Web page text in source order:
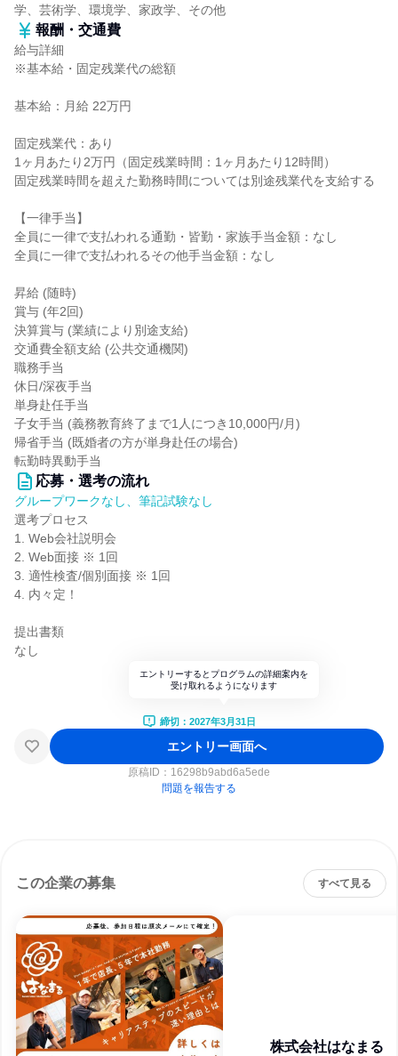
学、芸術学、環境学、家政学、その他
報酬・交通費
給与詳細
※基本給・固定残業代の総額
基本給：月給 22万円
固定残業代：あり
1ヶ月あたり2万円（固定残業時間：1ヶ月あたり12時間）
固定残業時間を超えた勤務時間については別途残業代を支給する
【一律手当】
全員に一律で支払われる通勤・皆勤・家族手当金額：なし
全員に一律で支払われるその他手当金額：なし
昇給 (随時)
賞与 (年2回)
決算賞与 (業績により別途支給)
交通費全額支給 (公共交通機関)
職務手当
休日/深夜手当
単身赴任手当
子女手当 (義務教育終了まで1人につき10,000円/月)
帰省手当 (既婚者の方が単身赴任の場合)
転勤時異動手当
応募・選考の流れ
グループワークなし、筆記試験なし
選考プロセス
1. Web会社説明会
2. Web面接 ※ 1回
3. 適性検査/個別面接 ※ 1回
4. 内々定！
提出書類
なし
エントリーするとプログラムの詳細案内を
受け取れるようになります
締切：2027年3月31日
エントリー画面へ
原稿ID： 16298b9abd6a5ede
問題を報告する
この企業の募集 すべて見る
株式会社はなまる